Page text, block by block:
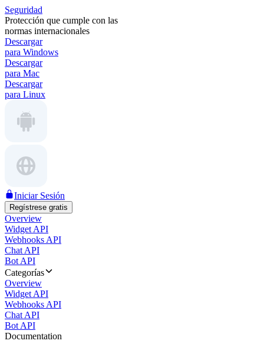
Seguridad
Protección que cumple con las
normas internacionales
Descargar
para Windows
Descargar
para Mac
Descargar
para Linux
Iniciar Sesión
Regístrese gratis
Overview
Widget API
Webhooks API
Chat API
Bot API
Categorías
Overview
Widget API
Webhooks API
Chat API
Bot API
Documentation